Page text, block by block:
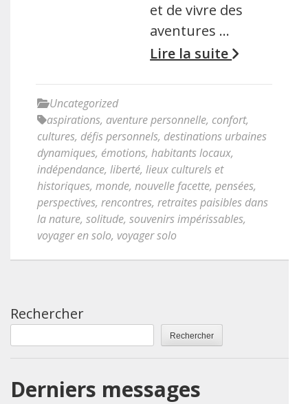
et de vivre des
aventures …
Lire la suite
Uncategorized
aspirations, aventure personnelle, confort,
cultures, défis personnels, destinations urbaines
dynamiques, émotions, habitants locaux,
indépendance, liberté, lieux culturels et
historiques, monde, nouvelle facette, pensées,
perspectives, rencontres, retraites paisibles dans
la nature, solitude, souvenirs impérissables,
voyager en solo, voyager solo
Rechercher
Rechercher
Derniers messages